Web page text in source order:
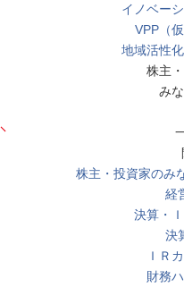
イノベー
VPP（
地域活性
株主
み
株主・投資家のみ
経
決算・
決
ＩＲ
財務